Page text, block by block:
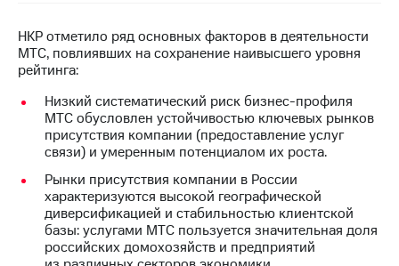
Интервью
отчетность
Контакты
спикера
и акционерам
Корпоративное
управление
НКР отметило ряд основных факторов в деятельности
МТС, повлиявших на сохранение наивысшего уровня
рейтинга:
Низкий систематический риск бизнес-профиля
МТС обусловлен устойчивостью ключевых рынков
присутствия компании (предоставление услуг
связи) и умеренным потенциалом их роста.
Рынки присутствия компании в России
характеризуются высокой географической
диверсификацией и стабильностью клиентской
базы: услугами МТС пользуется значительная доля
российских домохозяйств и предприятий